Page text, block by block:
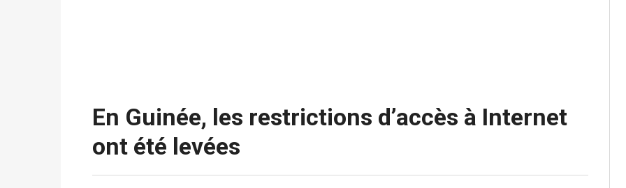
En Guinée, les restrictions d’accès à Internet
ont été levées